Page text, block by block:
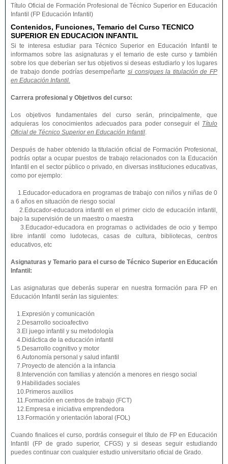
Título Oficial de Formación Profesional de Técnico Superior en Educación
Infantil (FP Educación Infantil)
Contenidos, Funciones, Temario del Curso TECNICO
SUPERIOR EN EDUCACION INFANTIL
Si te interesa estudiar para Técnico Superior en Educación Infantil te
informamos sobre las asignaturas y el temario de este curso y también
sobre los que deberían ser tus objetivos si deseas estudiarlo y los lugares
de trabajo donde podrías desempeñarte si consigues la titulación de FP
en Educación Infantil.
Carrera profesional y Objetivos del curso:
Los objetivos fundamentales del curso serán, principalmente, que
adquieras los conocimientos adecuados para poder conseguir el Título
Oficial de Técnico Superior en Educación Infantil.
Después de haber obtenido la titulación oficial de Formación Profesional,
podrás optar a ocupar puestos de trabajo relacionados con la Educación
Infantil en el sector público o privado, en diversas instituciones educativas,
como por ejemplo:
1.Educador-educadora en programas de trabajo con niños y niñas de 0
a 6 años en situación de riesgo social
2.Educador-educadora infantil en el primer ciclo de educación infantil,
bajo la supervisión de un maestro o maestra
3.Educador-educadora en programas o actividades de ocio y tiempo
libre infantil como ludotecas, casas de cultura, bibliotecas, centros
educativos, etc
Asignaturas y Temario para el curso de Técnico Superior en Educación
Infantil:
Las asignaturas que deberás superar en nuestra formación para FP en
Educación Infantil serán las siguientes:
1.Expresión y comunicación
2.Desarrollo socioafectivo
3.El juego infantil y su metodología
4.Didáctica de la educación infantil
5.Desarrollo cognitivo y motor
6.Autonomía personal y salud infantil
7.Proyecto de atención a la infancia
8.Intervención con familias y atención a menores en riesgo social
9.Habilidades sociales
10.Primeros auxilios
11.Formación en centros de trabajo (FCT)
12.Empresa e iniciativa emprendedora
13.Formación y orientación laboral (FOL)
Cuando finalices el curso, pordrás conseguir el título de FP en Educación
Infantil (FP de grado superior, CFGS) y si deseas seguir estudiando
puedes continuar con cualquier estudio universitario oficial de Grado.